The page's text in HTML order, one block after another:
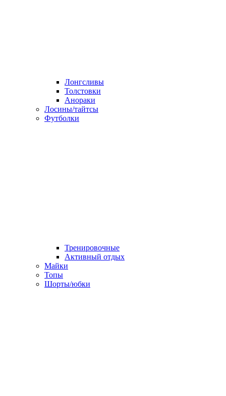
Лонгсливы
Толстовки
Анораки
Лосины/тайтсы
Футболки
Тренировочные
Активный отдых
Майки
Топы
Шорты/юбки